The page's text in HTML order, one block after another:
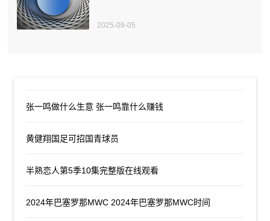
2025-09-05
张一鸣做什么生意 张一鸣靠什么赚钱
黄健翔国足可招国青球员
半熟恋人第5季10集完整版在线观看
2024年巴塞罗那MWC 2024年巴塞罗那MWC时间